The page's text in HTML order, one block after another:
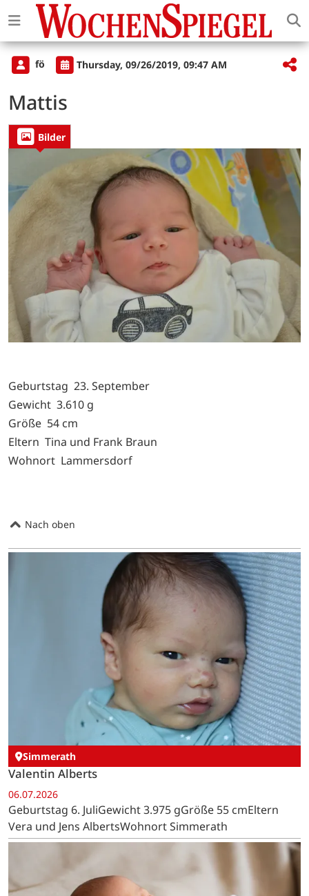
fö Thursday, 09/26/2019, 09:47 AM
Mattis
Bilder
Geburtstag 23. September
Gewicht 3.610 g
Größe 54 cm
Eltern Tina und Frank Braun
Wohnort Lammersdorf
Nach oben
Simmerath
Valentin Alberts
06.07.2026
Geburtstag 6. JuliGewicht 3.975 gGröße 55 cmEltern
Vera und Jens AlbertsWohnort Simmerath